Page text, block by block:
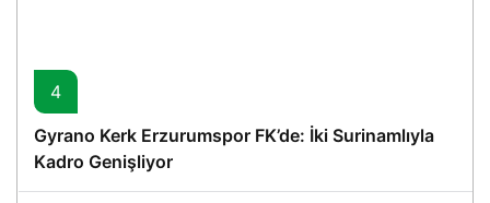
4
Gyrano Kerk Erzurumspor FK’de: İki Surinamlıyla
Kadro Genişliyor